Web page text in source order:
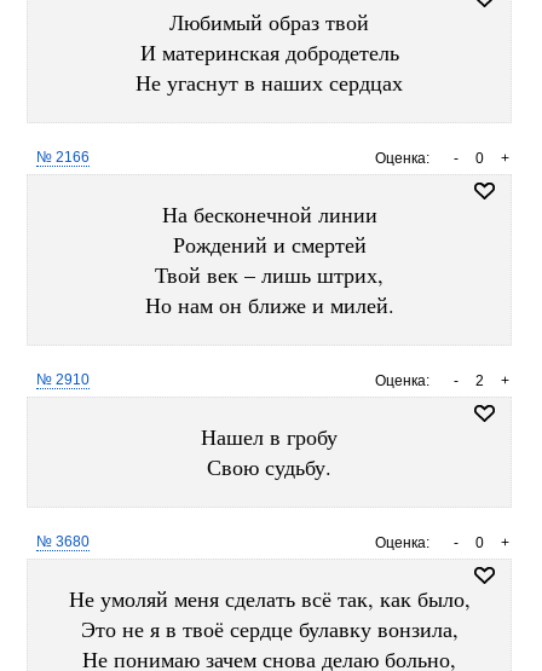
Любимый образ твой
И материнская добродетель
Не угаснут в наших сердцах
Оценка: +
0
-
№ 2166
На бесконечной линии
Рождений и смертей
Твой век – лишь штрих,
Но нам он ближе и милей.
Оценка: +
2
-
№ 2910
Нашел в гробу
Свою судьбу.
Оценка: +
0
-
№ 3680
Не умоляй меня сделать всё так, как было,
Это не я в твоё сердце булавку вонзила,
Не понимаю зачем снова делаю больно,